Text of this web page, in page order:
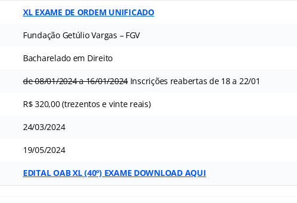
XL EXAME DE ORDEM UNIFICADO
Fundação Getúlio Vargas – FGV
Bacharelado em Direito
de 08/01/2024 a 16/01/2024Inscrições reabertas de 18 a 22/01
R$ 320,00 (trezentos e vinte reais)
24/03/2024
19/05/2024
EDITAL OABXL (40º)EXAME DOWNLOAD AQUI